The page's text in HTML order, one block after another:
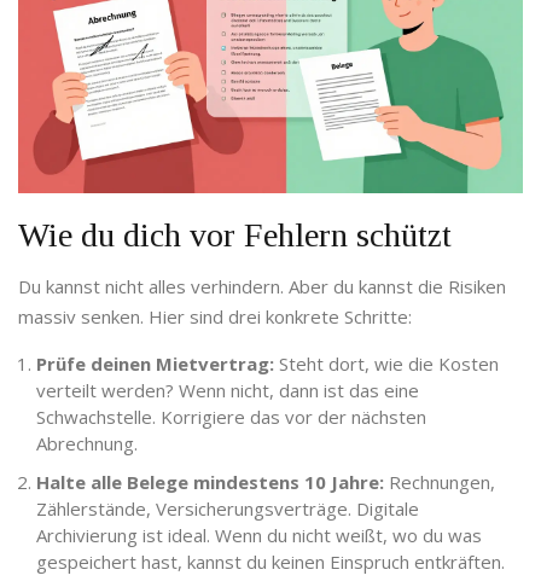
Wie du dich vor Fehlern schützt
Du kannst nicht alles verhindern. Aber du kannst die Risiken
massiv senken. Hier sind drei konkrete Schritte:
Prüfe deinen Mietvertrag: Steht dort, wie die Kosten
verteilt werden? Wenn nicht, dann ist das eine
Schwachstelle. Korrigiere das vor der nächsten
Abrechnung.
Halte alle Belege mindestens 10 Jahre: Rechnungen,
Zählerstände, Versicherungsverträge. Digitale
Archivierung ist ideal. Wenn du nicht weißt, wo du was
gespeichert hast, kannst du keinen Einspruch entkräften.